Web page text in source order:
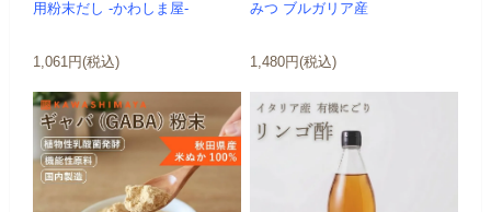
用粉末だし -かわしま屋-
1,061円(税込)
みつ ブルガリア産
1,480円(税込)